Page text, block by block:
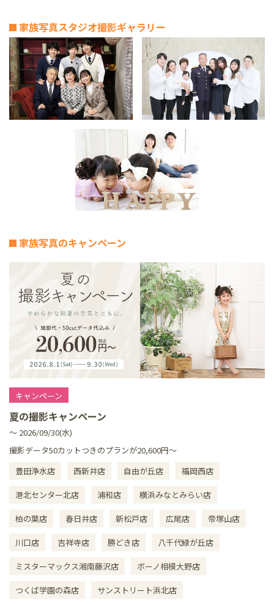
家族写真スタジオ撮影ギャラリー
家族写真のキャンペーン
キャンペーン
夏の撮影キャンペーン
～ 2026/09/30(水)
撮影データ50カットつきのプランが20,600円～
豊田浄水店
西新井店 自由が丘店 福岡西店
港北センター北店 浦和店 横浜みなとみらい店
柏の葉店 春日井店 新松戸店 広尾店 帝塚山店
川口店 吉祥寺店 勝どき店 八千代緑が丘店
ミスターマックス湘南藤沢店 ボーノ相模大野店
つくば学園の森店 サンストリート浜北店